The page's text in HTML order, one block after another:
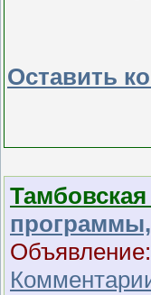
Оставить
программы,
Объявление: